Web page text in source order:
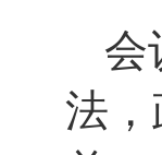
会
法